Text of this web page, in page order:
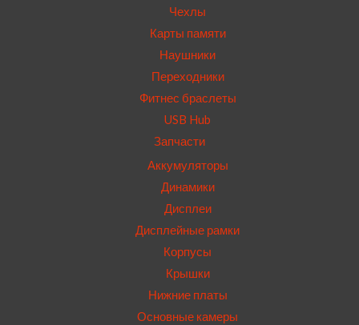
Чехлы
Карты памяти
Наушники
Переходники
Фитнес браслеты
USB Hub
Запчасти
Аккумуляторы
Динамики
Дисплеи
Дисплейные рамки
Корпусы
Крышки
Нижние платы
Основные камеры